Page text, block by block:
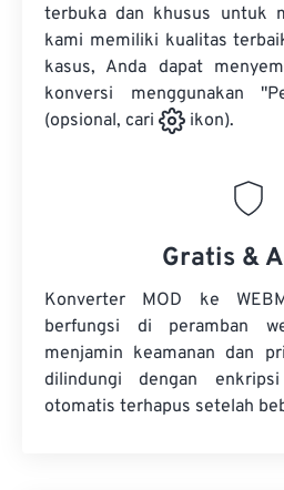
terbuka dan khusus untuk
kami memiliki kualitas
kasus, Anda dapat
konversi menggunakan
(opsional, cari
ikon).
Gratis &
Konverter MOD ke
berfungsi di peramban
menjamin keamanan dan
dilindungi dengan
otomatis terhapus setelah